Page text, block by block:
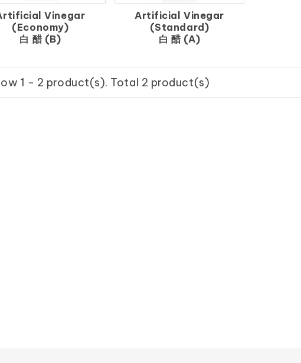
Vinegar
(Economy)
白 醋 (B)
Artificial Vinegar
(Standard)
白 醋 (A)
1 - 2 product(s). Total 2 product(s)